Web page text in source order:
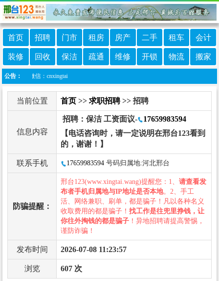
首页 招聘 门市 租房 房产 二手 租车 会计
装修 回收 保洁 疏通 维修 开锁 物流 搬家
公告：
客服微信：cnxingtai
当前位置 首页 >> 求职招聘>> 招聘
信息内容
招聘：保洁 工资面议-
17659983594
【电话咨询时，请一定说明在邢台123看到
的，谢谢！】
联系手机 17659983594 号码归属地:河北邢台
防骗提醒：
邢台123(www.xingtai.wang)提醒您：1、 请查看发
布者手机归属地与IP地址是否本地。2、手工
活、网络兼职、刷单，都是骗子！凡以各种名义
收取费用的都是骗子！ 找工作是往兜里挣钱，让
你往外掏钱的都是骗子 ！异地招聘请提高警惕，
谨防诈骗！
发布时间 2026-07-08 11:23:57
浏览 607 次